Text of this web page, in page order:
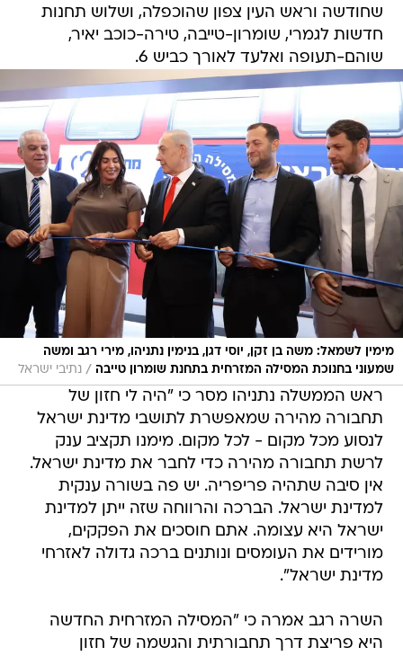
שחודשה וראש העין צפון שהוכפלה, ושלוש תחנות
חדשות לגמרי, שומרון-טייבה, טירה-כוכב יאיר,
שוהם-תעופה ואלעד לאורך כביש 6.
מימין לשמאל: משה בן זקן, יוסי דגן, בנימין נתניהו, מירי רגב ומשה
שמעוני בחנוכת המסילה המזרחית בתחנת שומרון טייבה / נתיבי ישראל
ראש הממשלה נתניהו מסר כי "היה לי חזון של
תחבורה מהירה שמאפשרת לתושבי מדינת ישראל
לנסוע מכל מקום - לכל מקום. מימנו תקציב ענק
לרשת תחבורה מהירה כדי לחבר את מדינת ישראל.
אין סיבה שתהיה פריפריה. יש פה בשורה ענקית
למדינת ישראל. הברכה והרווחה שזה ייתן למדינת
ישראל היא עצומה. אתם חוסכים את הפקקים,
מורידים את העומסים ונותנים ברכה גדולה לאזרחי
מדינת ישראל".
השרה רגב אמרה כי "המסילה המזרחית החדשה
היא פריצת דרך תחבורתית והגשמה של חזון